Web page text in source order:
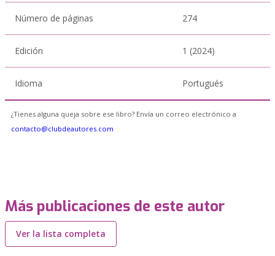
Número de páginas 274
Edición 1 (2024)
Idioma Portugués
¿Tienes alguna queja sobre ese libro? Envía un correo electrónico a
contacto@clubdeautores.com
Más publicaciones de este autor
Ver la lista completa